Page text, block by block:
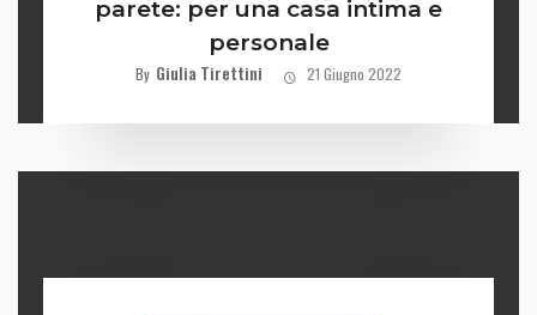
parete: per una casa intima e
personale
By Giulia Tirettini 21 Giugno 2022